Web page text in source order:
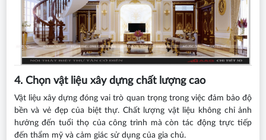
4. Chọn vật liệu xây dựng chất lượng cao
Vật liệu xây dựng đóng vai trò quan trọng trong việc đảm bảo độ
bền và vẻ đẹp của biệt thự. Chất lượng vật liệu không chỉ ảnh
hưởng đến tuổi thọ của công trình mà còn tác động trực tiếp
đến thẩm mỹ và cảm giác sử dụng của gia chủ.